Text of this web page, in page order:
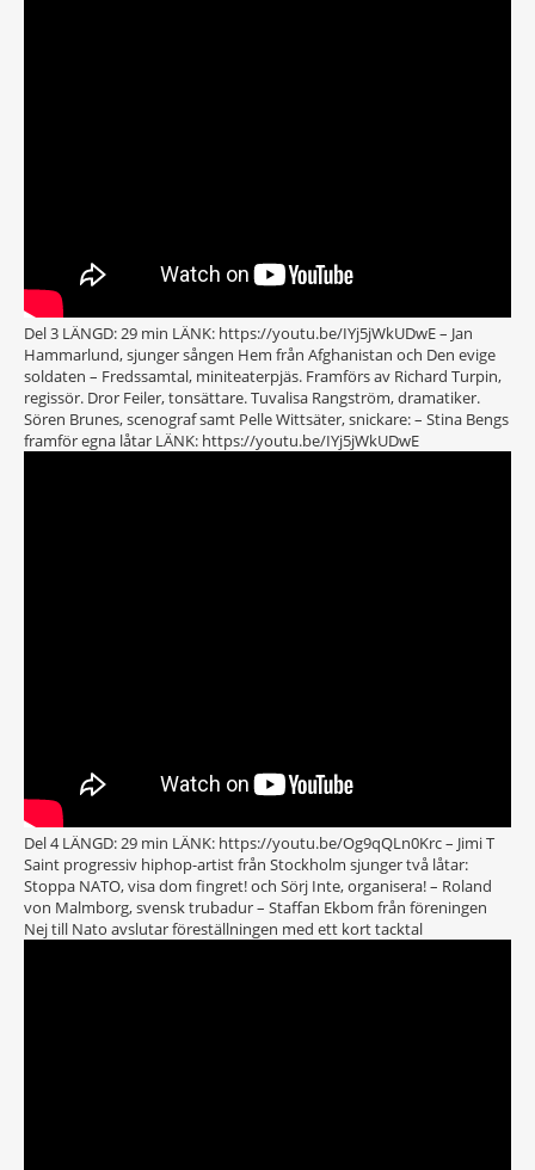
Del 3 LÄNGD: 29 min LÄNK: https://youtu.be/IYj5jWkUDwE – Jan
Hammarlund, sjunger sången Hem från Afghanistan och Den evige
soldaten – Fredssamtal, miniteaterpjäs. Framförs av Richard Turpin,
regissör. Dror Feiler, tonsättare. Tuvalisa Rangström, dramatiker.
Sören Brunes, scenograf samt Pelle Wittsäter, snickare: – Stina Bengs
framför egna låtar LÄNK: https://youtu.be/IYj5jWkUDwE
Del 4 LÄNGD: 29 min LÄNK: https://youtu.be/Og9qQLn0Krc – Jimi T
Saint progressiv hiphop-artist från Stockholm sjunger två låtar:
Stoppa NATO, visa dom fingret! och Sörj Inte, organisera! – Roland
von Malmborg, svensk trubadur – Staffan Ekbom från föreningen
Nej till Nato avslutar föreställningen med ett kort tacktal